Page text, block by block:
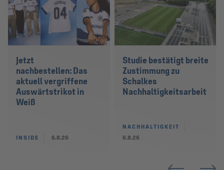
Jetzt
nachbestellen: Das
aktuell vergriffene
Auswärtstrikot in
Weiß
INSIDE 6.8.26
Studie bestätigt breite
Zustimmung zu
Schalkes
Nachhaltigkeitsarbeit
NACHHALTIGKEIT
6.8.26